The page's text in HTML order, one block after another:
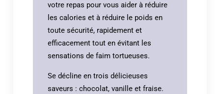
votre repas pour vous aider à réduire
les calories et à réduire le poids en
toute sécurité, rapidement et
efficacement tout en évitant les
sensations de faim tortueuses.
Se décline en trois délicieuses
saveurs : chocolat, vanille et fraise.